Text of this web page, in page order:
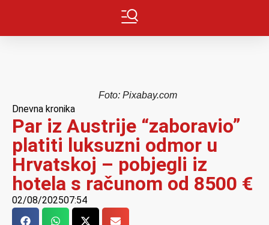
Foto: Pixabay.com
Dnevna kronika
Par iz Austrije “zaboravio”
platiti luksuzni odmor u
Hrvatskoj – pobjegli iz
hotela s računom od 8500 €
02/08/202507:54